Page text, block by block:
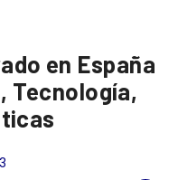
en España
Tecnología,